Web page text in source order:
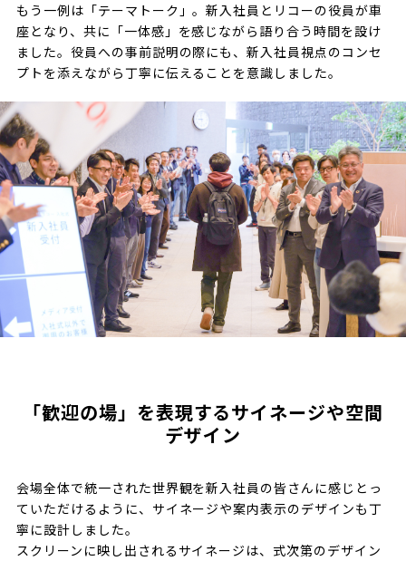
もう一例は「テーマトーク」。新入社員とリコーの役員が車
座となり、共に「一体感」を感じながら語り合う時間を設け
ました。役員への事前説明の際にも、新入社員視点のコンセ
プトを添えながら丁寧に伝えることを意識しました。
「歓迎の場」を表現するサイネージや空間
デザイン
会場全体で統一された世界観を新入社員の皆さんに感じとっ
ていただけるように、サイネージや案内表示のデザインも丁
寧に設計しました。
スクリーンに映し出されるサイネージは、式次第のデザイン